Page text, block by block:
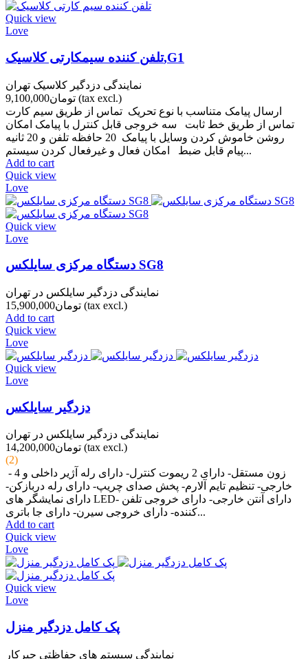
Quick view
Love
تلفن کننده سیمکارتی کلاسیک,G1
نمایندگی دزدگیر کلاسیک تهران
تومان9,100,000 (tax excl.)
ارسال پیامک متناسب با نوع تحریک تماس از طریق سیم کارت
تماس از طریق خط ثابت سه خروجی قابل کنترل با پیامک امکان
روشن خاموش کردن وسایل با پیامک 20 حافظه تلفن و 20 ثانیه
پیام قابل ضبط امکان فعال و غیرفعال کردن سیستم...
Add to cart
Quick view
Love
Quick view
Love
دستگاه مرکزی سایلکس SG8
نمایندگی دزدگیر سایلکس در تهران
تومان15,900,000 (tax excl.)
Add to cart
Quick view
Love
Quick view
Love
دزدگیر سایلکس
نمایندگی دزدگیر سایلکس در تهران
تومان14,200,000 (tax excl.)
(2)
- 4 زون مستقل- دارای 2 ریموت کنترل- دارای رله آژیر داخلی و
خارجی- تنظیم تایم آلارم- پخش صدای چریپ- دارای رله دربازکن-
دارای نمایشگر های LED- دارای آنتن خارجی- دارای خروجی تلفن
کننده- دارای خروجی سیرن- دارای جا باتری...
Add to cart
Quick view
Love
Quick view
Love
پک کامل دزدگیر منزل
نمایندگی سیستم های حفاظتی چیرکار